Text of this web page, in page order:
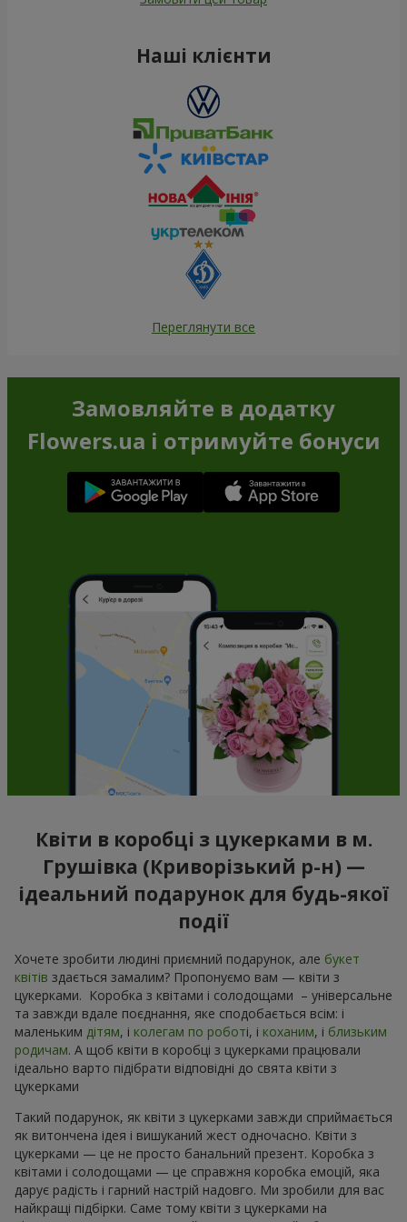
Наші клієнти
Переглянути все
Замовляйте в додатку
Flowers.ua і отримуйте бонуси
Квіти в коробці з цукерками в м.
Грушівка (Криворізький р-н) —
ідеальний подарунок для будь-якої
події
Хочете зробити людині приємний подарунок, але букет
квітів здається замалим? Пропонуємо вам — квіти з
цукерками. Коробка з квітами і солодощами – універсальне
та завжди вдале поєднання, яке сподобається всім: і
маленьким дітям, і колегам по роботі, і коханим, і близьким
родичам. А щоб квіти в коробці з цукерками працювали
ідеально варто підібрати відповідні до свята квіти з
цукерками
Такий подарунок, як квіти з цукерками завжди сприймається
як витончена ідея і вишуканий жест одночасно. Квіти з
цукерками — це не просто банальний презент. Коробка з
квітами і солодощами — це справжня коробка емоцій, яка
дарує радість і гарний настрій надовго. Ми зробили для вас
найкращі підбірки. Саме тому квіти з цукерками на